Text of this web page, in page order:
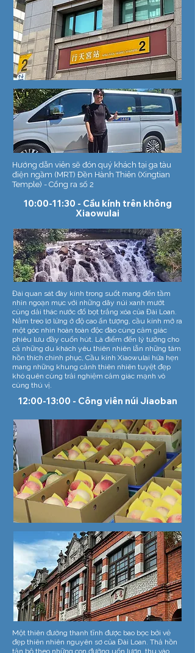
Hướng dẫn viên sẽ đón quý khách tại ga tàu
điện ngầm (MRT) Đền Hành Thiên (Xingtian
Temple) - Cổng ra số 2
10:00-11:30 - Cầu kính trên không
Xiaowulai
Đài quan sát đáy kính trong suốt mang đến tầm
nhìn ngoạn mục với những dãy núi xanh mướt
cùng dải thác nước đổ bọt trắng xóa của Đài Loan.
Nằm treo lơ lửng ở độ cao ấn tượng, cầu kính mở ra
một góc nhìn hoàn toàn độc đáo cùng cảm giác
phiêu lưu đầy cuốn hút. Là điểm đến lý tưởng cho
cả những du khách yêu thiên nhiên lẫn những tâm
hồn thích chinh phục, Cầu kính Xiaowulai hứa hẹn
mang những khung cảnh thiên nhiên tuyệt đẹp
khó quên cùng trải nghiệm cảm giác mạnh vô
cùng thú vị.
12:00-13:00 - Công viên núi Jiaoban
​​Một thiên đường thanh tĩnh được bao bọc bởi vẻ
đẹp thiên nhiên nguyên sơ của Đài Loan. Thả hồn